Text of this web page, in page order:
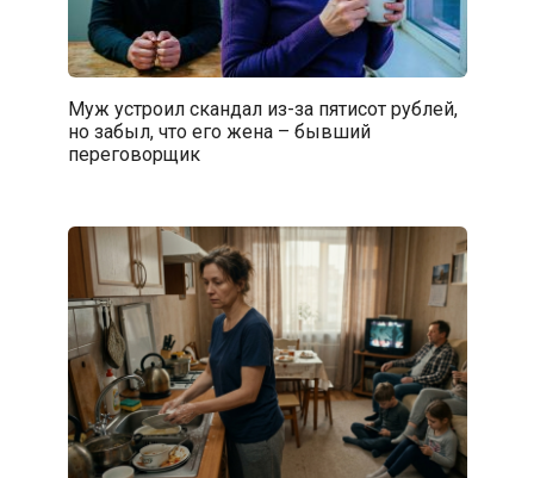
Муж устроил скандал из-за пятисот рублей,
но забыл, что его жена – бывший
переговорщик